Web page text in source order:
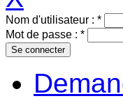
Nom d'utilisateur : *
Mot de passe : *